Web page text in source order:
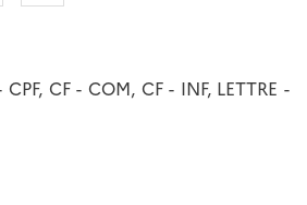
CF - COM, CF - INF, LETTRE -